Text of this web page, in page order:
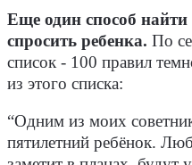
Еще один способ найти
спросить ребенка. По
список - 100 правил
из этого списка:
“Одним из моих
пятилетний ребёнок.